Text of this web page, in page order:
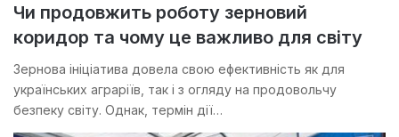
Чи продовжить роботу зерновий
коридор та чому це важливо для світу
Зернова ініціатива довела свою ефективність як для
українських аграріїв, так і з огляду на продовольчу
безпеку світу. Однак, термін дії…